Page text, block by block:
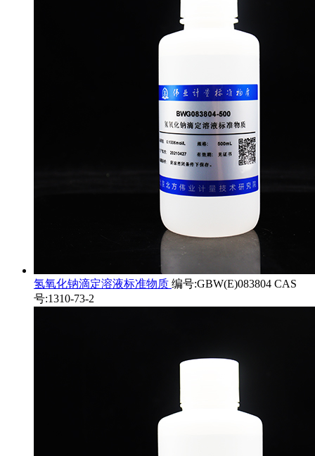
氢氧化钠滴定溶液标准物质 编号:GBW(E)083804 CAS
号:1310-73-2